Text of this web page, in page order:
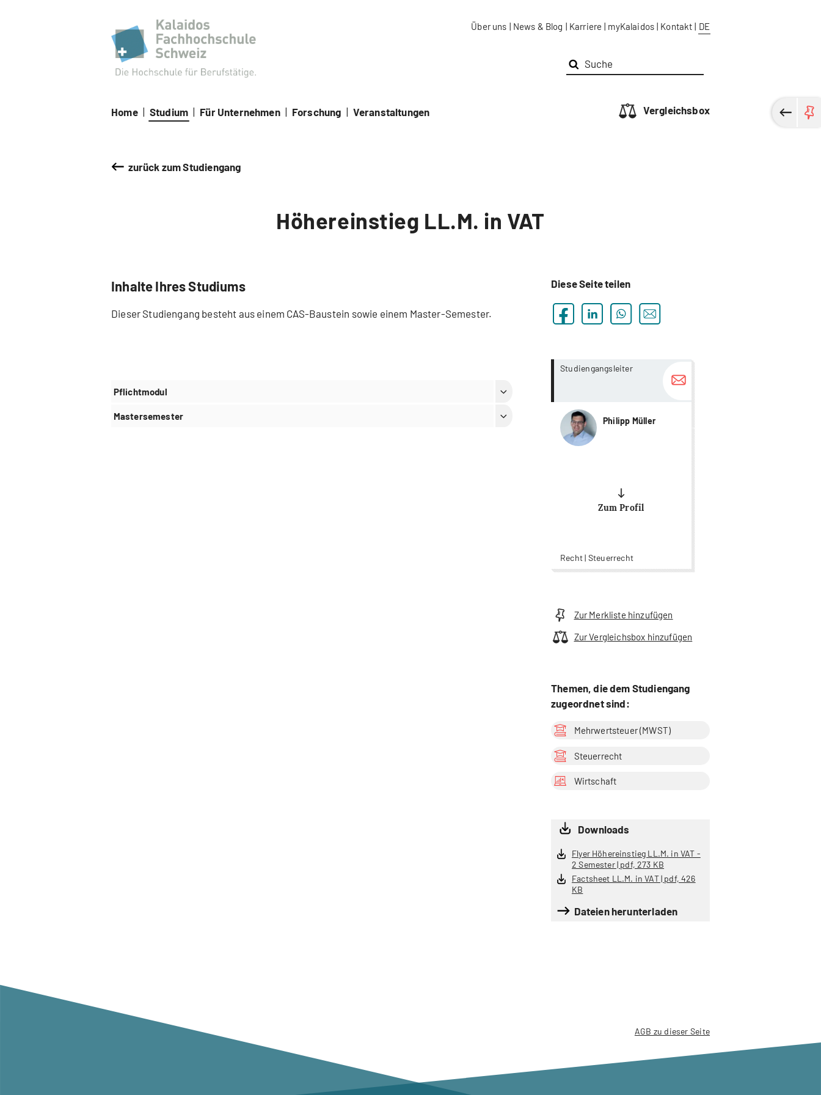
Über uns News & Blog Karriere myKalaidos Kontakt DE
Home Studium Für Unternehmen Forschung Veranstaltungen Vergleichsbox
zurück zum Studiengang
Höhereinstieg LL.M. in VAT
Inhalte Ihres Studiums
Dieser Studiengang besteht aus einem CAS-Baustein sowie einem Master-Semester.
Pflichtmodul
Mastersemester
Diese Seite teilen
Studiengangsleiter
Philipp Müller
Zum Profil
Recht | Steuerrecht
more...
more...
Zur Merkliste hinzufügen
Zur Vergleichsbox hinzufügen
Themen, die dem Studiengang
zugeordnet sind:
Mehrwertsteuer (MWST)
Steuerrecht
Wirtschaft
Downloads
Flyer Höhereinstieg LL.M. in VAT -
2 Semester | pdf, 273 KB
Factsheet LL.M. in VAT | pdf, 426
KB
Dateien herunterladen
AGB zu dieser Seite